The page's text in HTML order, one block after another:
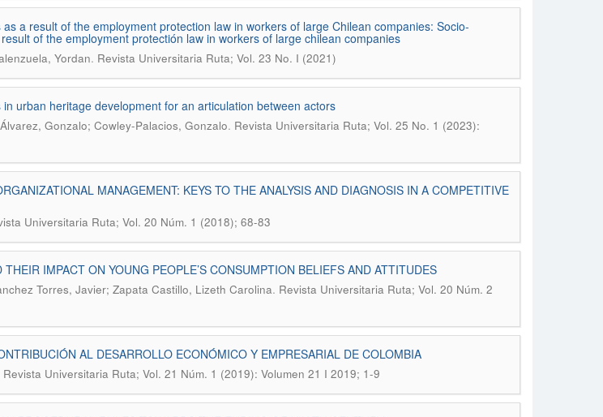
a result of the employment protection law in workers of large Chilean companies: Socio-
of the employment protectión law in workers of large chilean companies
Yordan. Revista Universitaria Ruta; Vol. 23 No. I (2021)
urban heritage development for an articulation between actors
Gonzalo; Cowley-Palacios, Gonzalo. Revista Universitaria Ruta; Vol. 25 No. 1 (2023):
MANAGEMENT: KEYS TO THE ANALYSIS AND DIAGNOSIS IN A COMPETITIVE
Universitaria Ruta; Vol. 20 Núm. 1 (2018); 68-83
IMPACT ON YOUNG PEOPLE’S CONSUMPTION BELIEFS AND ATTITUDES
Torres, Javier; Zapata Castillo, Lizeth Carolina. Revista Universitaria Ruta; Vol. 20 Núm. 2
AL DESARROLLO ECONÓMICO Y EMPRESARIAL DE COLOMBIA
Revista Universitaria Ruta; Vol. 21 Núm. 1 (2019): Volumen 21 I 2019; 1-9